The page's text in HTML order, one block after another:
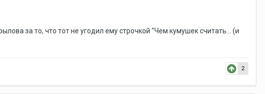
за то, что тот не угодил ему строчкой "Чем кумушек считать... (и
2